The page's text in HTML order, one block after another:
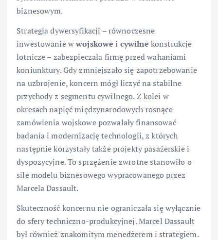
biznesowym.
Strategia dywersyfikacji – równoczesne
inwestowanie wwojskowe i cywilne konstrukcje
lotnicze – zabezpieczała firmę przed wahaniami
koniunktury. Gdy zmniejszało się zapotrzebowanie
na uzbrojenie, koncern mógł liczyć na stabilne
przychody z segmentu cywilnego. Z kolei w
okresach napięć międzynarodowych rosnące
zamówienia wojskowe pozwalały finansować
badania i modernizację technologii, z których
następnie korzystały także projekty pasażerskie i
dyspozycyjne. To sprzężenie zwrotne stanowiło o
sile modelu biznesowego wypracowanego przez
Marcela Dassault.
Skuteczność koncernu nie ograniczała się wyłącznie
do sfery techniczno-produkcyjnej. Marcel Dassault
był również znakomitym menedżerem i strategiem.